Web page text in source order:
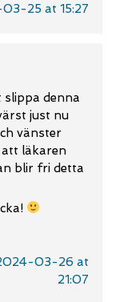
25 at 15:27
denna
just nu
vänster
läkaren
blir fri detta
03-26 at
21:07